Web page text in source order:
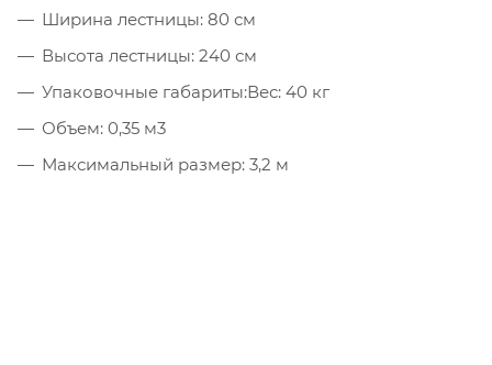
Ширина лестницы: 80 см
Высота лестницы: 240 см
Упаковочные габариты:Вес: 40 кг
Объем: 0,35 м3
Максимальный размер: 3,2 м